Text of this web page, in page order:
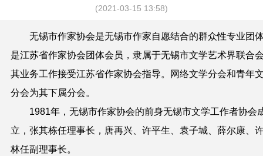
(2021-03-15 13:58)
无锡市作家协会是无锡市作家自愿结合的群众性专业团
是江苏省作家协会团体会员，隶属于无锡市文学艺术界联合
其业务工作接受江苏省作家协会指导。网络文学分会和青年
分会为其下属分会。
1981年，无锡市作家协会的前身无锡市文学工作者协会
立，张其栋任理事长，唐再兴、许平生、袁子城、薛尔康、
林任副理事长。